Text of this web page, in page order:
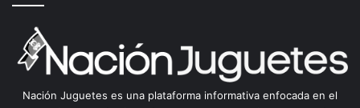
Nación Juguetes es una plataforma informativa enfocada en el